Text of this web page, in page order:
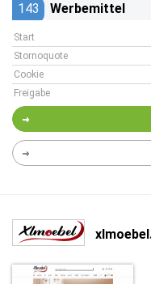
143 Werbemittel
Start
Stornoquote
Cookie
Freigabe